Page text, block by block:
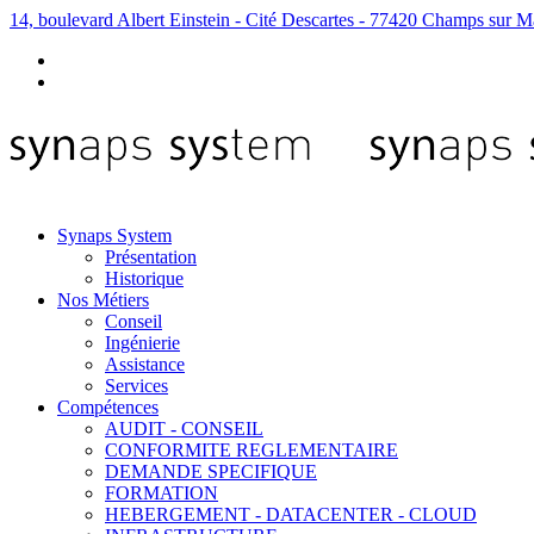
14, boulevard Albert Einstein - Cité Descartes - 77420 Champs sur
Synaps System
Présentation
Historique
Nos Métiers
Conseil
Ingénierie
Assistance
Services
Compétences
AUDIT - CONSEIL
CONFORMITE REGLEMENTAIRE
DEMANDE SPECIFIQUE
FORMATION
HEBERGEMENT - DATACENTER - CLOUD